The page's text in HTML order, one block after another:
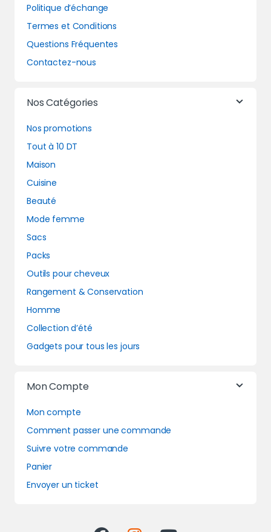
Politique d’échange
Termes et Conditions
Questions Fréquentes
Contactez-nous
Nos Catégories
Nos promotions
Tout à 10 DT
Maison
Cuisine
Beauté
Mode femme
Sacs
Packs
Outils pour cheveux
Rangement & Conservation
Homme
Collection d’été
Gadgets pour tous les jours
Mon Compte
Mon compte
Comment passer une commande
Suivre votre commande
Panier
Envoyer un ticket